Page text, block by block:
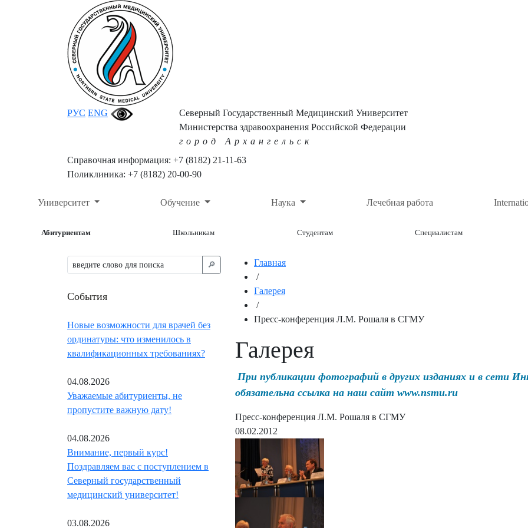
РУС ENG
Северный Государственный Медицинский Университет
Министерства здравоохранения Российской Федерации
город Архангельск
Справочная информация: +7 (8182) 21-11-63
Поликлиника: +7 (8182) 20-00-90
Университет Обучение Наука Лечебная работа
Абитуриентам Школьникам Студентам Специалистам
🔎︎
События
Новые возможности для врачей без
ординатуры: что изменилось в
квалификационных требованиях?
04.08.2026
Уважаемые абитуриенты, не
пропустите важную дату!
04.08.2026
Внимание, первый курс!
Поздравляем вас с поступлением в
Северный государственный
медицинский университет!
03.08.2026
Главная
/
Галерея
/
Пресс-конференция Л.М. Рошаля в СГМУ
Галерея
При публикации фотографий в других изданиях и в сети
обязательна ссылка на наш сайт www.nsmu.ru
Пресс-конференция Л.М. Рошаля в СГМУ
08.02.2012